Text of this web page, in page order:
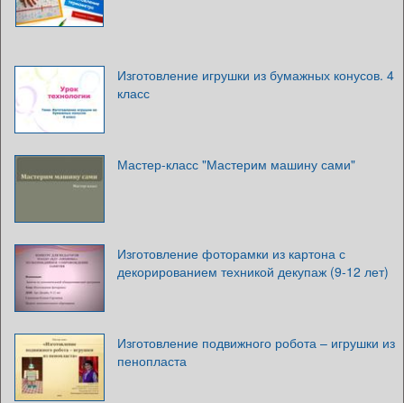
Изготовление игрушки из бумажных конусов. 4
класс
Мастер-класс "Мастерим машину сами"
Изготовление фоторамки из картона с
декорированием техникой декупаж (9-12 лет)
Изготовление подвижного робота – игрушки из
пенопласта